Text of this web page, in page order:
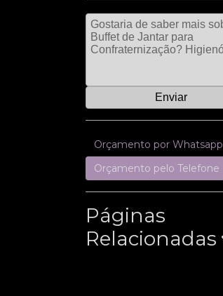
Orçamento por Whatsapp
Orçamento pelo Telefone
Páginas
Relacionadas